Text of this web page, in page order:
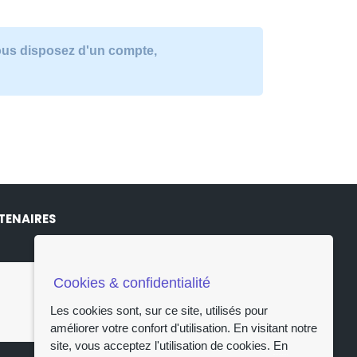
disposez d'un compte,
Cookies & confidentialité
Les cookies sont, sur ce site, utilisés pour
améliorer votre confort d'utilisation. En visitant notre
site, vous acceptez l'utilisation de cookies. En